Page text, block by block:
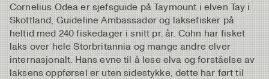
Cornelius Odea er sjefsguide på Taymount i elven Tay i
Skottland, Guideline Ambassadør og laksefisker på
heltid med 240 fiskedager i snitt pr. år. Cohn har fisket
laks over hele Storbritannia og mange andre elver
internasjonalt. Hans evne til å lese elva og forståelse av
laksens oppførsel er uten sidestykke, dette har ført til